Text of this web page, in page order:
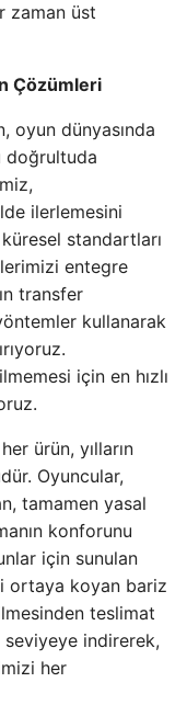
zaman üst
Çözümleri
oyun dünyasında
doğrultuda
ilerlemesini
standartları
entegre
transfer
kullanarak
için en hızlı
ürün, yılların
Oyuncular,
tamamen yasal
konforunu
için sunulan
ortaya koyan bariz
teslimat
seviyeye indirerek,
her